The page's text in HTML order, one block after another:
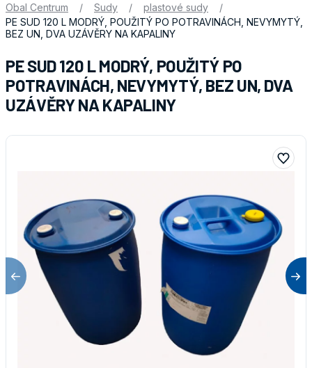
Obal Centrum / Sudy / plastové sudy
/
PE SUD 120 L MODRÝ, POUŽITÝ PO POTRAVINÁCH, NEVYMYTÝ,
BEZ UN, DVA UZÁVĚRY NA KAPALINY
PE SUD 120 L MODRÝ, POUŽITÝ PO
POTRAVINÁCH, NEVYMYTÝ, BEZ UN, DVA
UZÁVĚRY NA KAPALINY